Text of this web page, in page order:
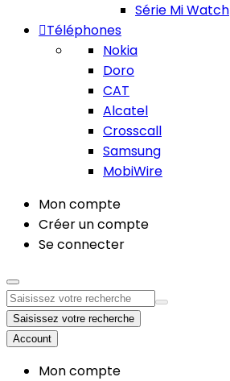
Série Mi Watch
Téléphones
Nokia
Doro
CAT
Alcatel
Crosscall
Samsung
MobiWire
Mon compte
Créer un compte
Se connecter
Saisissez votre recherche
Account
Mon compte